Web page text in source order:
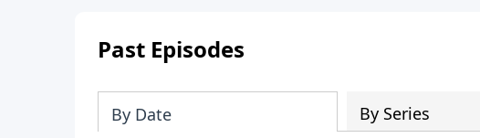
Past Episodes
By Date By Series